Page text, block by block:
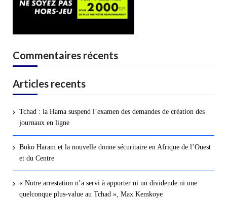
Commentaires récents
Articles recents
Tchad : la Hama suspend l’examen des demandes de création des
journaux en ligne
Boko Haram et la nouvelle donne sécuritaire en Afrique de l’Ouest
et du Centre
« Notre arrestation n’a servi à apporter ni un dividende ni une
quelconque plus-value au Tchad », Max Kemkoye